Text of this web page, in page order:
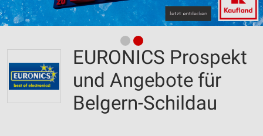
EURONICS Prospekt
und Angebote für
Belgern-Schildau